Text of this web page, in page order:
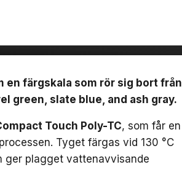
en färgskala som rör sig bort från
green, slate blue, and ash gray.
Touch Poly-TC, som får en
Tyget färgas vid 130 °C
ger plagget vattenavvisande